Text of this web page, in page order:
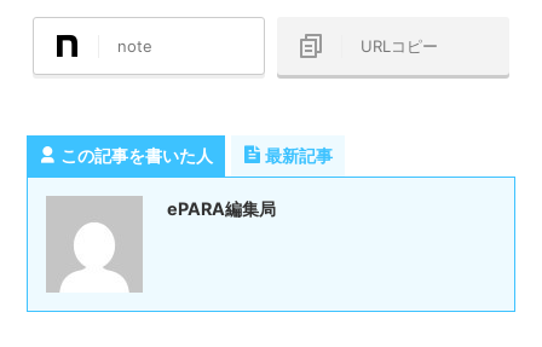
note URLコピー
この記事を書いた人 最新記事
ePARA編集局